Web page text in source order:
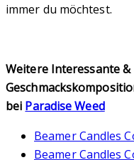
immer du möchtest.
Weitere Interessante &
bei Paradise Weed
Beamer Candles
Beamer Candles